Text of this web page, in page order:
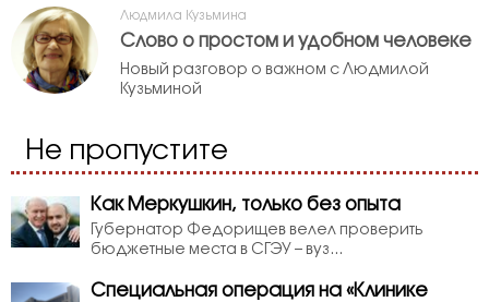
Людмила Кузьмина
Слово о простом и удобном человеке
Новый разговор о важном с Людмилой
Кузьминой
Не пропустите
Как Меркушкин, только без опыта
Губернатор Федорищев велел проверить
бюджетные места в СГЭУ – вуз...
Специальная операция на «Клинике